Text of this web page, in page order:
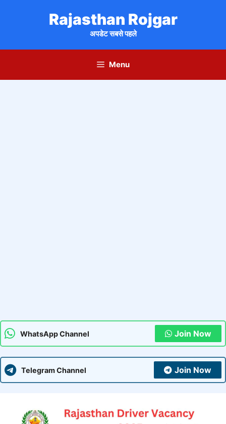
Rajasthan Rojgar
अपडेट सबसे पहले
Menu
WhatsApp Channel Join Now
Telegram Channel Join Now